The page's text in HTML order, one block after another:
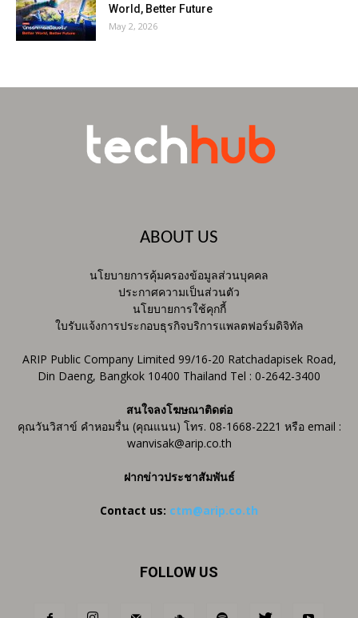
World, Better Future
May 2, 2026
ABOUT US
นโยบายการคุ้มครองข้อมูลส่วนบุคคล
ประกาศความเป็นส่วนตัว
นโยบายการใช้คุกกี้
ใบรับแจ้งการประกอบธุรกิจบริการแพลตฟอร์มดิจิทัล
ARIP Public Company Limited 99/16-20 Ratchadapisek Road,
Din Daeng, Bangkok 10400 Thailand Tel : 0-2642-3400
สนใจลงโฆษณาติดต่อ
คุณวันวิสาข์ คำหอมรื่น (คุณแนน) โทร. 08-1668-2221 หรือ email :
wanvisak@arip.co.th
ฝากข่าวประชาสัมพันธ์
Contact us: ctm@arip.co.th
FOLLOW US